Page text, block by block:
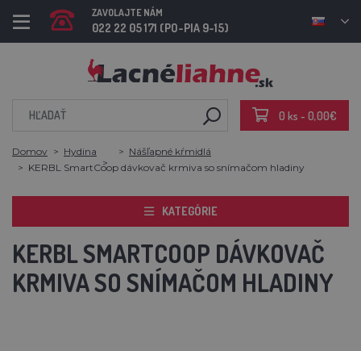
ZAVOLAJTE NÁM
022 22 05 171 (PO-PIA 9-15)
0 ks - 0,00€
Domov Hydina
Nášľapné kŕmidlá
KERBL SmartCoop dávkovač krmiva so snímačom hladiny
KATEGÓRIE
KERBL SMARTCOOP DÁVKOVAČ
KRMIVA SO SNÍMAČOM HLADINY